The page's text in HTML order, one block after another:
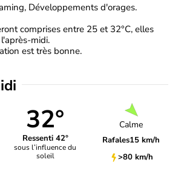
Développements d'orages.
comprises entre 25 et 32°C, elles
midi.
est très bonne.
32°
Ressenti 42°
sous l’influence du
soleil
Calme
Rafales15 km/h
>80 km/h